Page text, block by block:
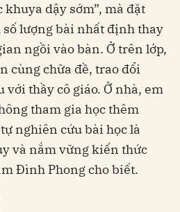
dậy sớm”, mà đặt
lượng bài nhất định thay
ngồi vào bàn. Ở trên lớp,
cùng chữa đề, trao đổi
thầy cô giáo. Ở nhà, em
tham gia học thêm
nghiên cứu bài học là
và nắm vững kiến thức
Đình Phong cho biết.